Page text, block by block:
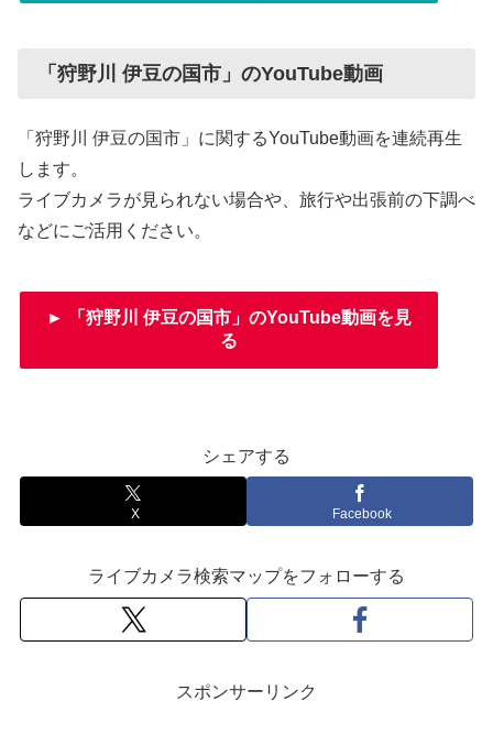
「狩野川 伊豆の国市」のYouTube動画
「狩野川 伊豆の国市」に関するYouTube動画を連続再生
します。
ライブカメラが見られない場合や、旅行や出張前の下調べ
などにご活用ください。
► 「狩野川 伊豆の国市」のYouTube動画を見
る
シェアする
X Facebook
ライブカメラ検索マップをフォローする
スポンサーリンク